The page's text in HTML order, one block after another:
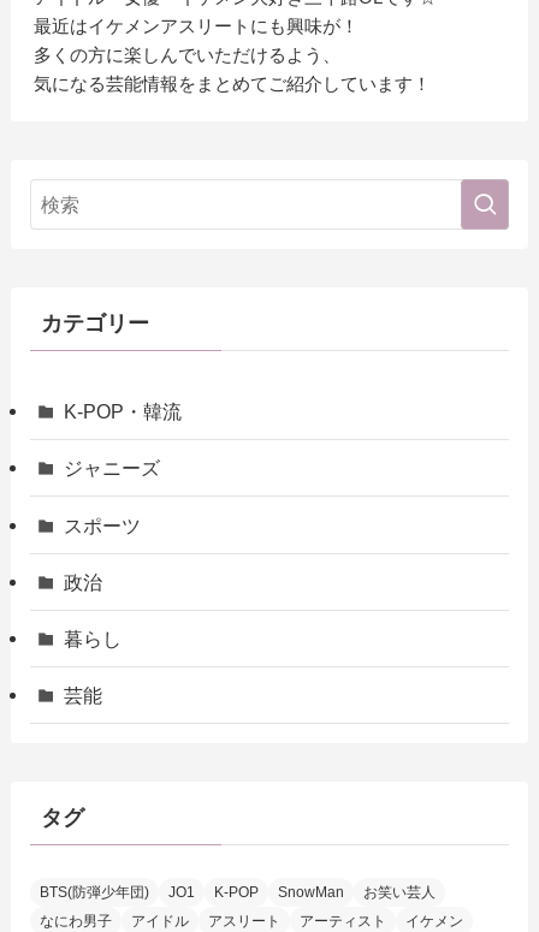
最近はイケメンアスリートにも興味が！
多くの方に楽しんでいただけるよう、
気になる芸能情報をまとめてご紹介しています！
カテゴリー
K-POP・韓流
ジャニーズ
スポーツ
政治
暮らし
芸能
タグ
BTS(防弾少年団) JO1 K-POP SnowMan
お笑い芸人
なにわ男子
アイドル アスリート アーティスト
イケメン